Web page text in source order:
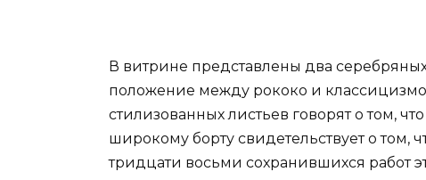
В витрине представлены два
положение между рококо и
стилизованных листьев говорят о том,
широкому борту свидетельствует о том,
тридцати восьми сохранившихся работ